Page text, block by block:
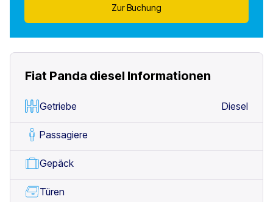
Zur Buchung
Fiat Panda diesel Informationen
Getriebe Diesel
Passagiere
Gepäck
Türen